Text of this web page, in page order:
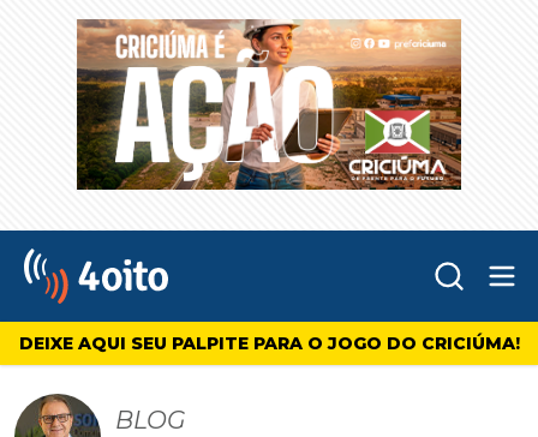
4oito
DEIXE AQUI SEU PALPITE PARA O JOGO DO CRICIÚMA!
BLOG